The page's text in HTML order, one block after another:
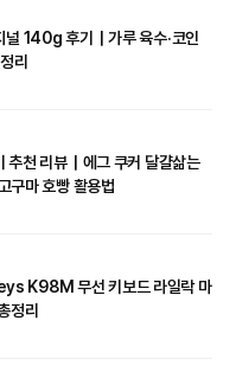
널 140g 후기｜가루 육수·코인
리
천 리뷰｜에그 쿠커 달걀삶는
구마 호빵 활용법
K98M 무선 키보드 라일락 마
정리